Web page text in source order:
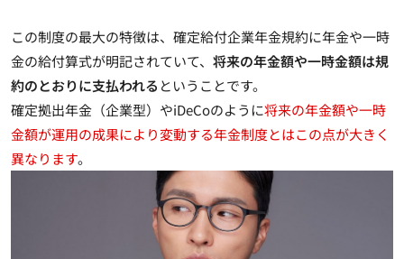
この制度の最大の特徴は、確定給付企業年金規約に年金や一時
金の給付算式が明記されていて、 将来の年金額や一時金額は規
約のとおりに支払われる ということです。
確定拠出年金（企業型）やiDeCoのように将来の年金額や一時
金額が運用の成果により変動する年金制度とはこの点が大きく
異なります。